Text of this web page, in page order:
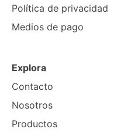
Política de privacidad
Medios de pago
Explora
Contacto
Nosotros
Productos